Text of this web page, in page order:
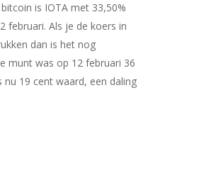
is IOTA met 33,50%
februari. Als je de koers in
dan is het nog
munt was op 12 februari 36
nu 19 cent waard, een daling